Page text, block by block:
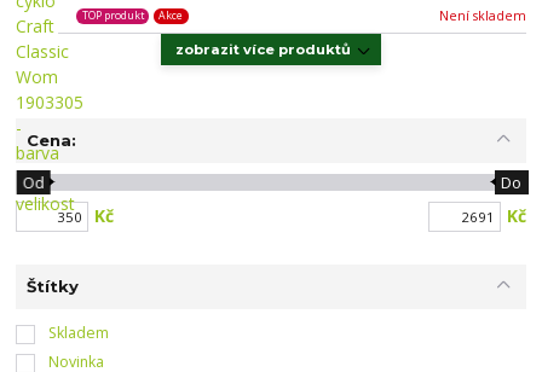
Není skladem
TOP produkt Akce
zobrazit více produktů
Cena:
Kč
Od Do
Kč
Štítky
Skladem
Novinka